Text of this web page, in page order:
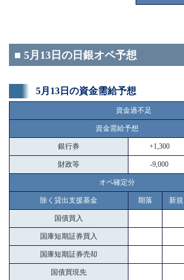
■ 5月13日の日銀オペ予想
5月13日の資金需給予想
資金過不足
資金需給予想
銀行券 +1,300
財政等 -9,000
オペ確定分
除く貸出支援基金 期落 新規
国債買入
国庫短期証券買入
国庫短期証券売却
国債買現先